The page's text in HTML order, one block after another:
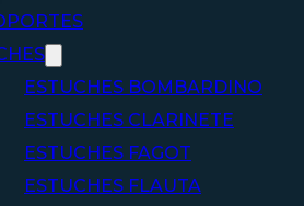
ESTUCHES BOMBARDINO
ESTUCHES CLARINETE
ESTUCHES FAGOT
ESTUCHES FLAUTA